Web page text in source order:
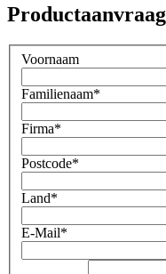
Productaanvraag
Voornaam
Familienaam*
Firma*
Postcode*
Land*
E-Mail*